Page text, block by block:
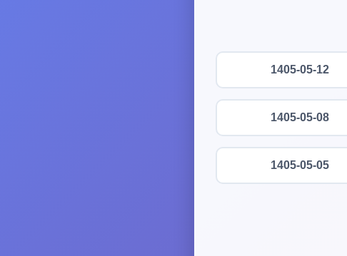
1405-05-12
1405-05-08
1405-05-05